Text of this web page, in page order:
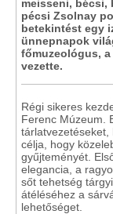
meisseni, bécsi,
pécsi Zsolnay
betekintést egy
ünnepnapok
főmuzeológus,
vezette.
Régi sikeres
Ferenc Múzeum.
tárlatvezetéseket,
célja, hogy
gyűjteményét.
elegancia, a
sőt tehetség
átéléséhez a
lehetőséget.